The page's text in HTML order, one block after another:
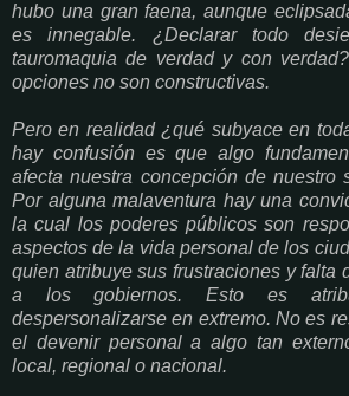
hubo una gran faena, aunque
es innegable. ¿Declarar todo
tauromaquia de verdad y con
opciones no son constructivas.
Pero en realidad ¿qué subyace en
hay confusión es que algo
afecta nuestra concepción de nuestro
Por alguna malaventura hay una
la cual los poderes públicos son
aspectos de la vida personal de los
quien atribuye sus frustraciones y falta
a los gobiernos. Esto es
despersonalizarse en extremo. No es
el devenir personal a algo tan
local, regional o nacional.